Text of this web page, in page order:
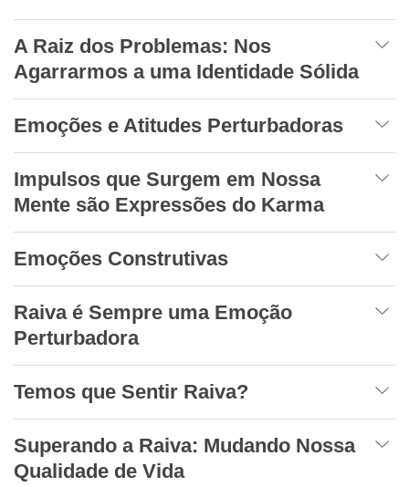
A Raiz dos Problemas: Nos
Agarrarmos a uma Identidade Sólida
Emoções e Atitudes Perturbadoras
Impulsos que Surgem em Nossa
Mente são Expressões do Karma
Emoções Construtivas
Raiva é Sempre uma Emoção
Perturbadora
Temos que Sentir Raiva?
Superando a Raiva: Mudando Nossa
Qualidade de Vida